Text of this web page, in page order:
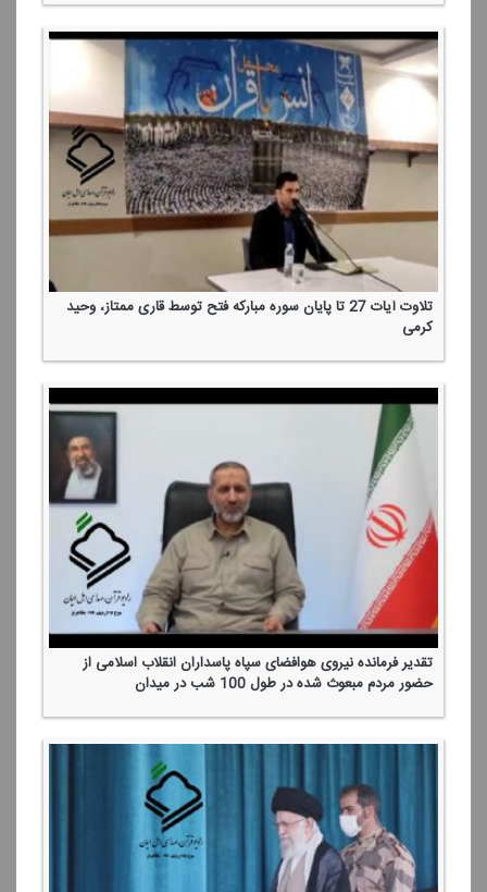
تلاوت آیات 27 تا پایان سوره مباركه فتح توسط قاری ممتاز، وحید
كرمی
تقدیر فرمانده نیروی هوافضای سپاه پاسداران انقلاب اسلامی از
حضور مردم مبعوث شده در طول 100 شب در میدان